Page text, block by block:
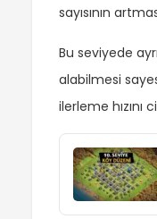
sayısının
Bu seviyede
alabilmesi
ilerleme hızını